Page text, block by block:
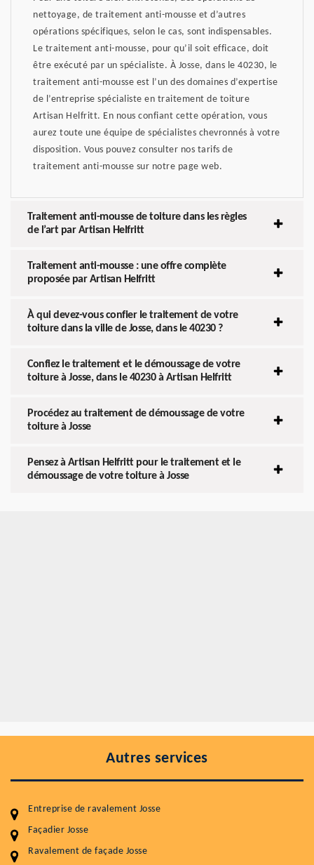
nettoyage, de traitement anti-mousse et d’autres
opérations spécifiques, selon le cas, sont indispensables.
Le traitement anti-mousse, pour qu’il soit efficace, doit
être exécuté par un spécialiste. À Josse, dans le 40230, le
traitement anti-mousse est l’un des domaines d’expertise
de l’entreprise spécialiste en traitement de toiture
Artisan Helfritt. En nous confiant cette opération, vous
aurez toute une équipe de spécialistes chevronnés à votre
disposition. Vous pouvez consulter nos tarifs de
traitement anti-mousse sur notre page web.
Traitement anti-mousse de toiture dans les règles
de l’art par Artisan Helfritt
Traitement anti-mousse : une offre complète
proposée par Artisan Helfritt
À qui devez-vous confier le traitement de votre
toiture dans la ville de Josse, dans le 40230 ?
Confiez le traitement et le démoussage de votre
toiture à Josse, dans le 40230 à Artisan Helfritt
Procédez au traitement de démoussage de votre
toiture à Josse
Pensez à Artisan Helfritt pour le traitement et le
démoussage de votre toiture à Josse
Autres services
Entreprise de ravalement Josse
Façadier Josse
Ravalement de façade Josse
Entretenir votre toiture, c'est préserver sa